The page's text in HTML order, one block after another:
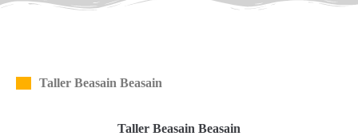
Taller Beasain Beasain
Taller Beasain Beasain